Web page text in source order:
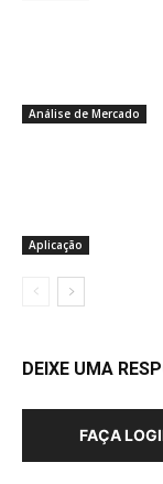
Análise de Mercado
Aplicação
DEIXE UMA
FAÇA